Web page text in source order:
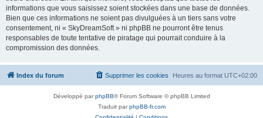
informations que vous saisissez soient stockées dans une base de données.
Bien que ces informations ne soient pas divulguées à un tiers sans votre
consentement, ni « SkyDreamSoft » ni phpBB ne pourront être tenus
responsables de toute tentative de piratage qui pourrait conduire à la
compromission des données.
Index du forum Heures au format UTC+02:00
Supprimer les cookies
Développé parphpBB® Forum Software © phpBB Limited
Traduit parphpBB-fr.com